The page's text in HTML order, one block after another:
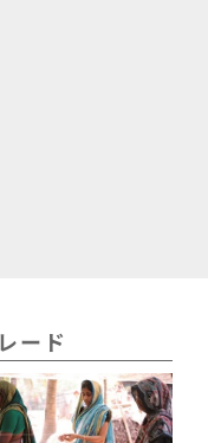
ード